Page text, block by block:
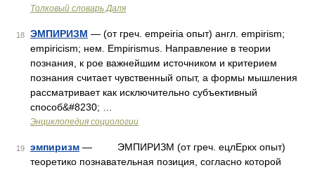
Толковый словарь Даля
18 ЭМПИРИЗМ — (от греч. empeiria опыт) англ. empirism;
empiricism; нем. Empirismus. Направление в теории
познания, к рое важнейшим источником и критерием
познания считает чувственный опыт, а формы мышления
рассматривает как исключительно субъективный
способ&#8230; …
Энциклопедия социологии
19 эмпиризм — ЭМПИРИЗМ (от греч. ецлЕркх опыт)
теоретико познавательная позиция, согласно которой